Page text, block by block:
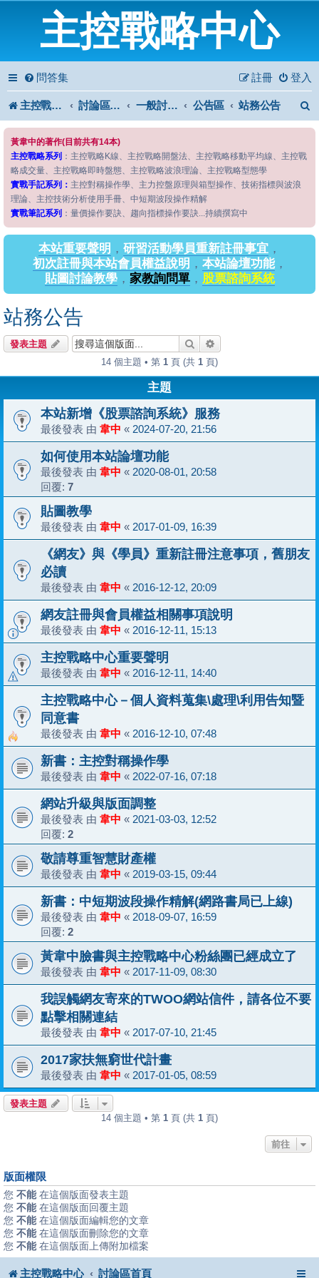
主控戰略中心
問答集 登入
註冊
主控戰略中心 討論區首頁 一般討論區 公告區 站務公告
黃韋中的著作(目前共有14本)
主控戰略系列 ：主控戰略K線、主控戰略開盤法、主控戰略移動平均線、主控戰
略成交量、主控戰略即時盤態、主控戰略波浪理論、主控戰略型態學
實戰手記系列： 主控對稱操作學、主力控盤原理與箱型操作、技術指標與波浪
理論、主控技術分析使用手冊、中短期波段操作精解
實戰筆記系列 ：量價操作要訣、趨向指標操作要訣...持續撰寫中
本站重要聲明 ， 研習活動學員重新註冊事宜 ，
初次註冊與本站會員權益說明 ， 本站論壇功能，
貼圖討論教學， 家教詢問單， 股票諮詢系統
站務公告
發表主題 搜尋
14 個主題 • 第 1 頁 (共 1 頁)
主題
本站新增《股票諮詢系統》服務
最後發表 由 韋中 « 2024-07-20, 21:56
如何使用本站論壇功能
最後發表 由 韋中 « 2020-08-01, 20:58
回覆: 7
貼圖教學
最後發表 由 韋中 « 2017-01-09, 16:39
《網友》與《學員》重新註冊注意事項，舊朋友
必讀
最後發表 由 韋中 « 2016-12-12, 20:09
網友註冊與會員權益相關事項說明
最後發表 由 韋中 « 2016-12-11, 15:13
主控戰略中心重要聲明
最後發表 由 韋中 « 2016-12-11, 14:40
主控戰略中心－個人資料蒐集\處理\利用告知暨
同意書
最後發表 由 韋中 « 2016-12-10, 07:48
新書：主控對稱操作學
最後發表 由 韋中 « 2022-07-16, 07:18
網站升級與版面調整
最後發表 由 韋中 « 2021-03-03, 12:52
回覆: 2
敬請尊重智慧財產權
最後發表 由 韋中 « 2019-03-15, 09:44
新書：中短期波段操作精解(網路書局已上線)
最後發表 由 韋中 « 2018-09-07, 16:59
回覆: 2
黃韋中臉書與主控戰略中心粉絲團已經成立了
最後發表 由 韋中 « 2017-11-09, 08:30
我誤觸網友寄來的TWOO網站信件，請各位不要
點擊相關連結
最後發表 由 韋中 « 2017-07-10, 21:45
2017家扶無窮世代計畫
最後發表 由 韋中 « 2017-01-05, 08:59
發表主題
14 個主題 • 第 1 頁 (共 1 頁)
前往
版面權限
您 不能在這個版面發表主題
您 不能在這個版面回覆主題
您 不能在這個版面編輯您的文章
您 不能在這個版面刪除您的文章
您 不能在這個版面上傳附加檔案
主控戰略中心 討論區首頁